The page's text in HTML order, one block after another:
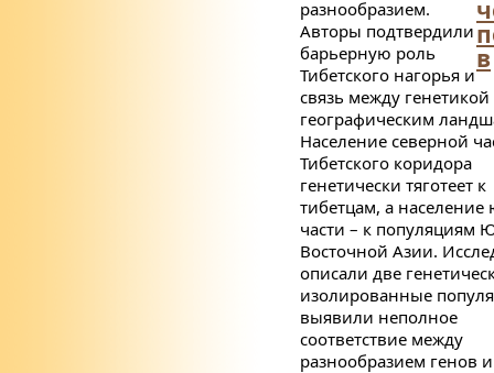
в
разнообразием.
Авторы подтвердили
барьерную роль
Тибетского нагорья и
связь между
географическим
Население северной
Тибетского коридора
генетически тяготеет к
тибетцам, а
части – к популяциям
Восточной Азии.
описали две
изолированные
выявили неполное
соответствие между
разнообразием генов